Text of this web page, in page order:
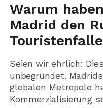
Warum
Madrid den
Seien wir ehrlich:
unbegründet.
globalen Metropole
Kommerzialisierung